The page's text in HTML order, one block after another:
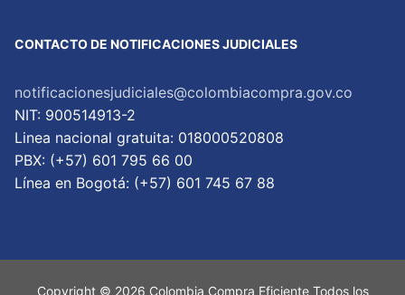
CONTACTO DE NOTIFICACIONES JUDICIALES
notificacionesjudiciales@colombiacompra.gov.co
NIT: 900514913-2
Linea nacional gratuita: 018000520808
PBX: (+57) 601 795 66 00
Lí­nea en Bogotá: (+57) 601 745 67 88
Copyright © 2026 Colombia Compra Eficiente Todos los